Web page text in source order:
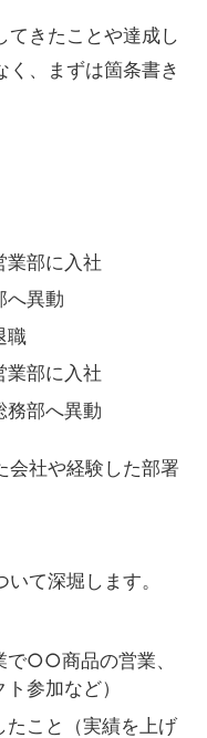
てきたことや達成し
く、まずは箇条書き
部に入社
異動
職
部に入社
部へ異動
会社や経験した部署
て深堀します。
で○○商品の営業、
参加など）
たこと（実績を上げ